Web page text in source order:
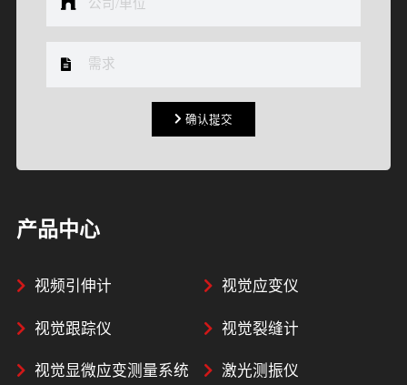
确认提交
产品中心
视频引伸计 视觉应变仪
视觉跟踪仪 视觉裂缝计
视觉显微应变测量系统 激光测振仪